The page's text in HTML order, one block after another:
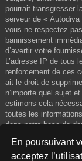
En poursuivant
acceptez
pourrait transgresser
serveur de «
vous ne respectez
bannissement
d’avertir votre
L’adresse IP de tous
renforcement de ces
ait le droit de
n’importe quel sujet
estimons cela
toutes les
dans notre base de
diffusées à une
phpBB, ne pourront
de piratage